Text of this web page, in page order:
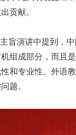
贡献。
旨演讲中提到，
组成部分，而且
和专业性。外语
题。